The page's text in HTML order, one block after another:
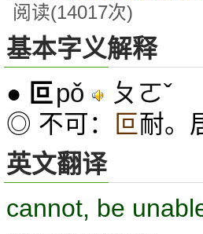
阅读(14017次)
基本字义解释
● 叵pǒ ㄆㄛˇ
◎ 不可： 叵耐。
英文翻译
cannot, be